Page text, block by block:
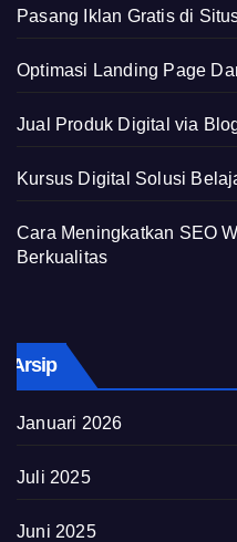
Pasang Iklan Gratis di
Optimasi Landing Page
Jual Produk Digital via
Kursus Digital Solusi
Cara Meningkatkan SEO
Berkualitas
Arsip
Januari 2026
Juli 2025
Juni 2025